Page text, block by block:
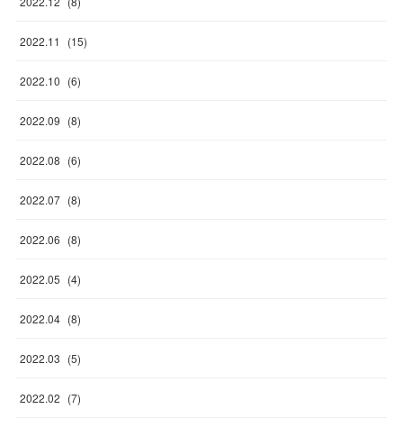
2022.11 (15)
2022.10 (6)
2022.09 (8)
2022.08 (6)
2022.07 (8)
2022.06 (8)
2022.05 (4)
2022.04 (8)
2022.03 (5)
2022.02 (7)